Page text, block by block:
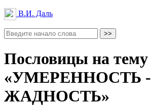
В.И. Даль
Пословицы на тему
«УМЕРЕННОСТЬ -
ЖАДНОСТЬ»